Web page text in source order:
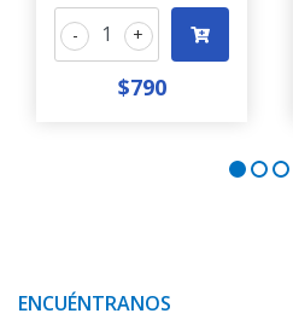
+
-
$790
ENCUÉNTRANOS